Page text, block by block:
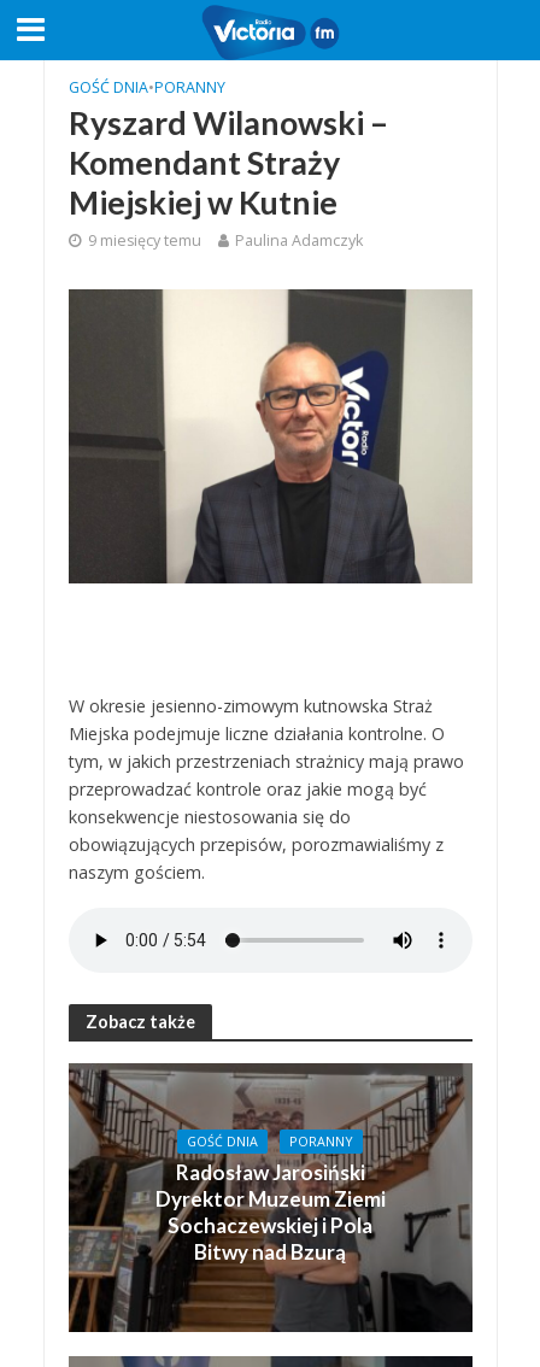
GOŚĆ DNIA•PORANNY
Ryszard Wilanowski –
Komendant Straży
Miejskiej w Kutnie
9 miesięcy temu Paulina Adamczyk
W okresie jesienno-zimowym kutnowska Straż
Miejska podejmuje liczne działania kontrolne. O
tym, w jakich przestrzeniach strażnicy mają prawo
przeprowadzać kontrole oraz jakie mogą być
konsekwencje niestosowania się do
obowiązujących przepisów, porozmawialiśmy z
naszym gościem.
Zobacz także
GOŚĆ DNIA PORANNY
Radosław Jarosiński
Dyrektor Muzeum Ziemi
Sochaczewskiej i Pola
Bitwy nad Bzurą